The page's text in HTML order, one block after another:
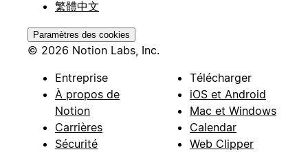
繁體中文
Paramètres des cookies
© 2026 Notion Labs, Inc.
Entreprise
À propos de
Notion
Carrières
Sécurité
Télécharger
iOS et Android
Mac et Windows
Calendar
Web Clipper